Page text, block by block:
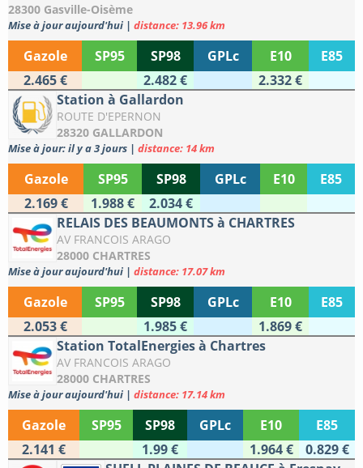
28300 Gasville-Oisème
Mise à jour aujourd'hui | distance: 13.96 km
Gazole SP95 SP98 GPLc E10
E85
2.465 €
2.482 €
2.332 €
Station à Gallardon
ROUTE D'EPERNON
28320 GALLARDON
Mise à jour: il y a 3 jours | distance: 14 km
Gazole SP95 SP98 GPLc E10
E85
2.169 €
1.988 €
2.034 €
RELAIS DES BEAUMONTS à CHARTRES
AV FRANCOIS ARAGO
28000 CHARTRES
Mise à jour aujourd'hui | distance: 17.07 km
Gazole SP95 SP98 GPLc E10
E85
2.053 €
1.985 €
1.869 €
Station TotalEnergies à Chartres
AV FRANCOIS ARAGO
28000 CHARTRES
Mise à jour aujourd'hui | distance: 17.14 km
Gazole SP95 SP98 GPLc E10
E85
2.141 €
1.99 € 1.964 €
0.829 €